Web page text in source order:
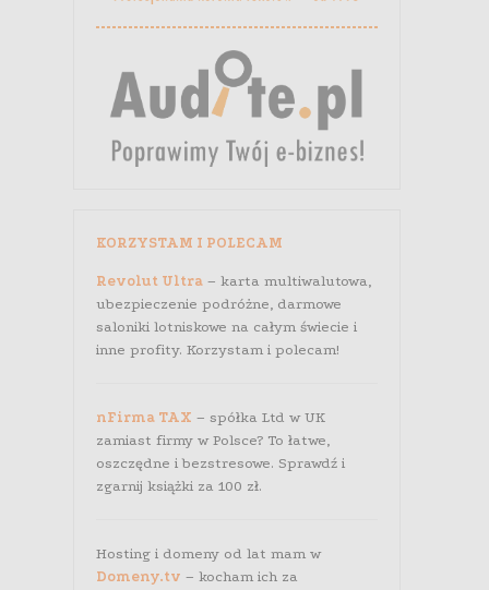
KORZYSTAM I POLECAM
Revolut Ultra– karta multiwalutowa,
ubezpieczenie podróżne, darmowe
saloniki lotniskowe na całym świecie i
inne profity. Korzystam i polecam!
nFirma TAX – spółka Ltd w UK
zamiast firmy w Polsce? To łatwe,
oszczędne i bezstresowe. Sprawdź i
zgarnij książki za 100 zł.
Hosting i domeny od lat mam w
Domeny.tv – kocham ich za